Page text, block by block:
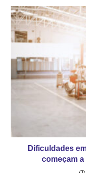
Dificuldades
começam